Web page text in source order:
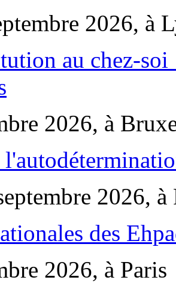
2026, à
au chez-
2026, à
2026, à
des
2026, à Paris